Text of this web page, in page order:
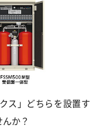
ス」どちらを設置す
か？